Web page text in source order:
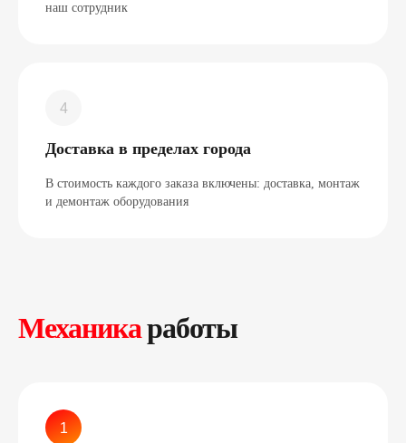
наш сотрудник
Доставка в пределах города
В стоимость каждого заказа включены: доставка, монтаж
и демонтаж оборудования
Механикаработы